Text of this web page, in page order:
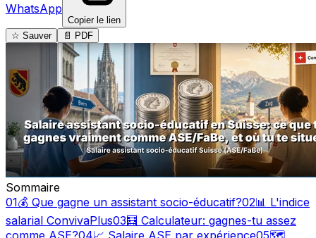
WhatsApp
Copier le lien
☆ Sauver
📄 PDF
Sommaire
01💰 Que gagne un assistant socio-éducatif?02📊 L'indice
salarial ConvivaPlus03🧮 Calculateur: gagnes-tu assez
comme ASE?04📈 Salaire ASE par expérience05🗺️